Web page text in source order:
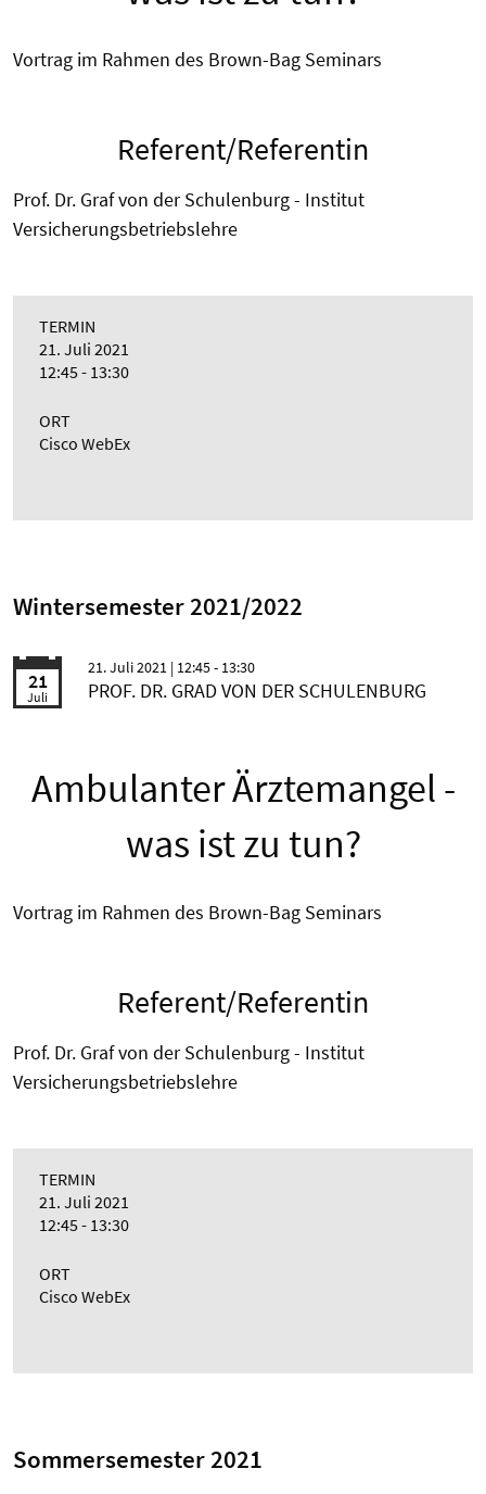
Vortrag im Rahmen des Brown-Bag Seminars
Referent/Referentin
Prof. Dr. Graf von der Schulenburg - Institut
Versicherungsbetriebslehre
TERMIN
21. Juli 2021
12:45 - 13:30
ORT
Cisco WebEx
Wintersemester 2021/2022
21
Juli
21. Juli 2021 | 12:45 - 13:30
PROF. DR. GRAD VON DER SCHULENBURG
Ambulanter Ärztemangel -
was ist zu tun?
Vortrag im Rahmen des Brown-Bag Seminars
Referent/Referentin
Prof. Dr. Graf von der Schulenburg - Institut
Versicherungsbetriebslehre
TERMIN
21. Juli 2021
12:45 - 13:30
ORT
Cisco WebEx
Sommersemester 2021